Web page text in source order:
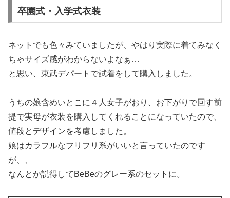
卒園式・入学式衣装
ネットでも色々みていましたが、やはり実際に着てみなく
ちゃサイズ感がわからないよなぁ…
と思い、東武デパートで試着をして購入しました。
うちの娘含めいとこに４人女子がおり、お下がりで回す前
提で実母が衣装を購入してくれることになっていたので、
値段とデザインを考慮しました。
娘はカラフルなフリフリ系がいいと言っていたのです
が、、
なんとか説得してBeBeのグレー系のセットに。